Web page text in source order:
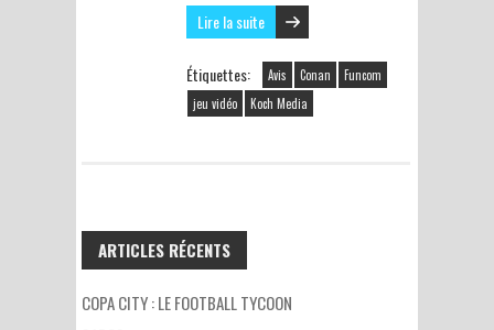
Lire la suite
Étiquettes: Avis Conan
Funcom
jeu vidéo
Koch Media
ARTICLES RÉCENTS
COPA CITY : LE FOOTBALL TYCOON